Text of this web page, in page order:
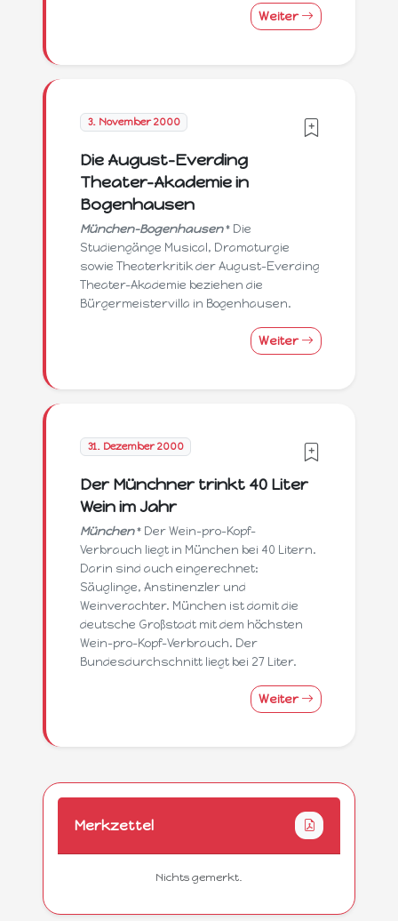
Weiter
3. November 2000
Die August-Everding
Theater-Akademie in
Bogenhausen
München-Bogenhausen* Die
Studiengänge Musical, Dramaturgie
sowie Theaterkritik der August-Everding
Theater-Akademie beziehen die
Bürgermeistervilla in Bogenhausen.
Weiter
31. Dezember 2000
Der Münchner trinkt 40 Liter
Wein im Jahr
München* Der Wein-pro-Kopf-
Verbrauch liegt in München bei 40 Litern.
Darin sind auch eingerechnet:
Säuglinge, Anstinenzler und
Weinverachter. München ist damit die
deutsche Großstadt mit dem höchsten
Wein-pro-Kopf-Verbrauch. Der
Bundesdurchschnitt liegt bei 27 Liter.
Weiter
Merkzettel
Nichts gemerkt.